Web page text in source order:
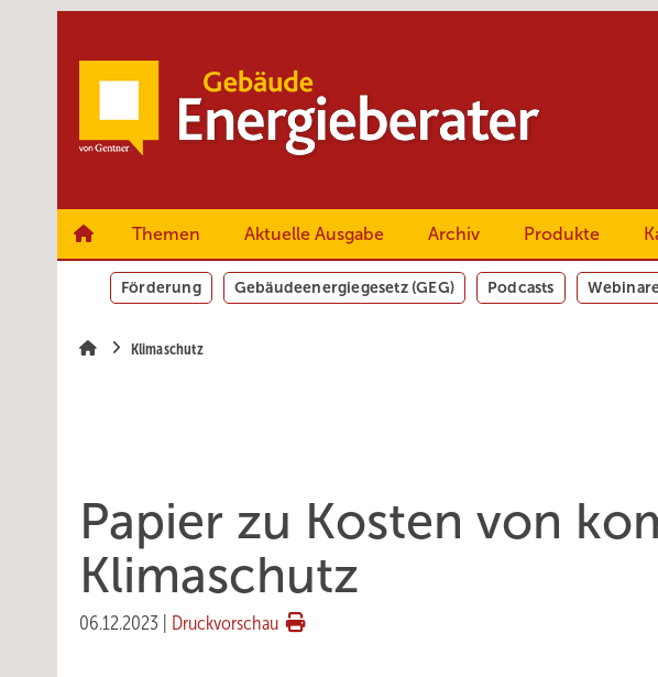
Themen Aktuelle Ausgabe Archiv Produkte
Förderung Gebäudeenergiegesetz (GEG) Podcasts
Klimaschutz
Papier zu Kosten von
Klimaschutz
06.12.2023 Druckvorschau